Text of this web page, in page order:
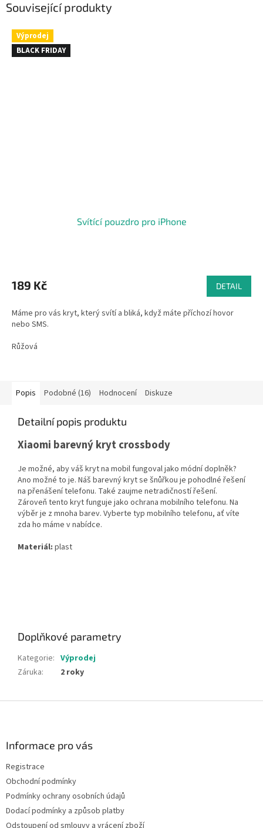
Související produkty
Výprodej
BLACK FRIDAY
Svítící pouzdro pro iPhone
189 Kč DETAIL
Máme pro vás kryt, který svítí a bliká, když máte příchozí hovor
nebo SMS.
Růžová
Popis Podobné (16) Hodnocení Diskuze
Detailní popis produktu
Xiaomi barevný kryt crossbody
Je možné, aby váš kryt na mobil fungoval jako módní doplněk?
Ano možné to je. Náš barevný kryt se šnůřkou je pohodlné řešení
na přenášení telefonu. Také zaujme netradičností řešení.
Zároveň tento kryt funguje jako ochrana mobilního telefonu. Na
výběr je z mnoha barev. Vyberte typ mobilního telefonu, ať víte
zda ho máme v nabídce.
Materiál: plast
Doplňkové parametry
Kategorie: Výprodej
Záruka: 2 roky
Informace pro vás
Registrace
Obchodní podmínky
Podmínky ochrany osobních údajů
Dodací podmínky a způsob platby